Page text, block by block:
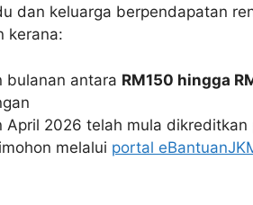
dan keluarga berpendapatan
kerana:
bulanan antara RM150 hingga
April 2026 telah mula
melalui portal